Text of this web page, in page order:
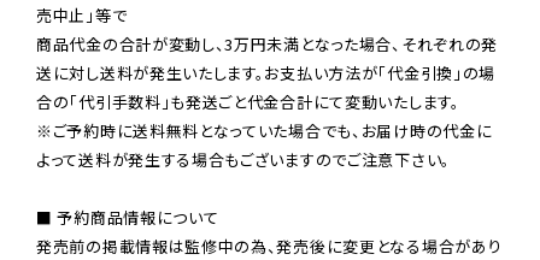
売中止」等で
商品代金の合計が変動し、3万円未満となった場合、それぞれの発
送に対し送料が発生いたします。お支払い方法が「代金引換」の場
※ご予約時に送料無料となっていた場合でも、お届け時の代金に
よって送料が発生する場合もございますのでご注意下さい。
■ 予約商品情報について
発売前の掲載情報は監修中の為、発売後に変更となる場合があり